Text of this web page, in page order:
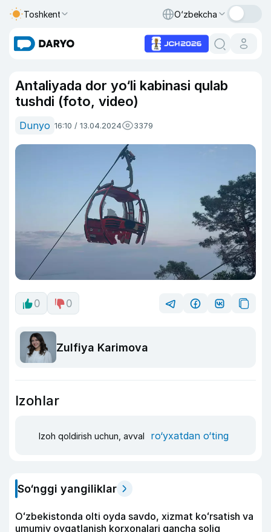
Toshkent O‘zbekcha
Antaliyada dor yo‘li kabinasi qulab
tushdi (foto, video)
Dunyo 16:10 / 13.04.2024 3379
0 0
Zulfiya Karimova
Izohlar
Izoh qoldirish uchun, avval ro‘yxatdan o‘ting
So‘nggi yangiliklar
Oʻzbekistonda olti oyda savdo, xizmat koʻrsatish va
umumiy ovqatlanish korxonalari qancha soliq